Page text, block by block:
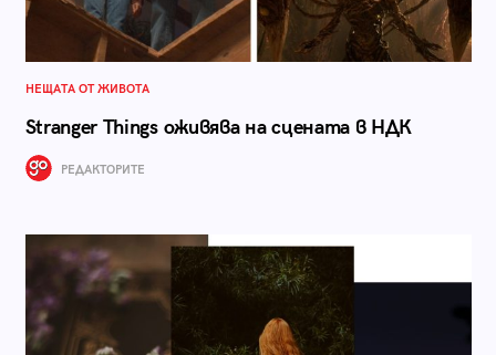
НЕЩАТА ОТ ЖИВОТА
Stranger Things оживява на сцената в НДК
РЕДАКТОРИТЕ